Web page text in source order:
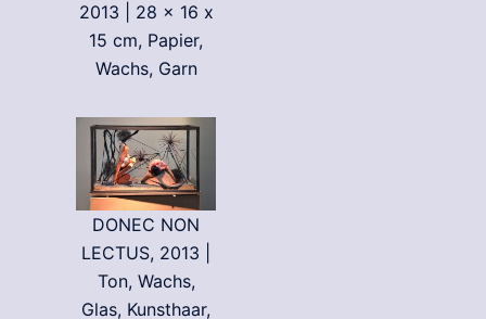
2013 | 28 x 16 x
15 cm, Papier,
Wachs, Garn
DONEC NON
LECTUS, 2013 |
Ton, Wachs,
Glas, Kunsthaar,